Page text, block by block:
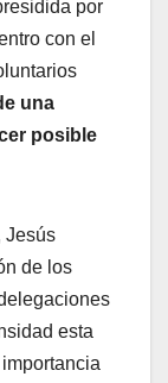
por
con el
una
posible
Jesús
de los
esta